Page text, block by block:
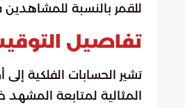
للقمر بالنسبة
تفاصيل
المثالية لمتابعة المشهد